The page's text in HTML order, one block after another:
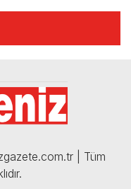
FIRTINASI |
| Tüm